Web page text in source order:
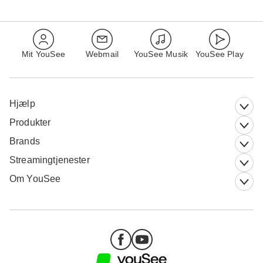
Mit YouSee Webmail YouSee Musik YouSee Play
Hjælp
Produkter
Brands
Streamingtjenester
Om YouSee